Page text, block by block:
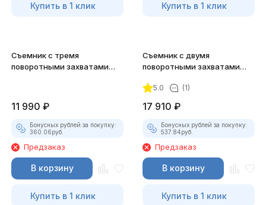
Купить в 1 клик Купить в 1 клик
Съемник с тремя
поворотными захватами
11 990 ₽
Бонусных рублей за покупку:
360.06руб.
Предзаказ
В корзину
Купить в 1 клик
Съемник с двумя
поворотными захватами
5.0 (1)
17 910 ₽
Бонусных рублей за покупку:
537.84руб.
Предзаказ
В корзину
Купить в 1 клик